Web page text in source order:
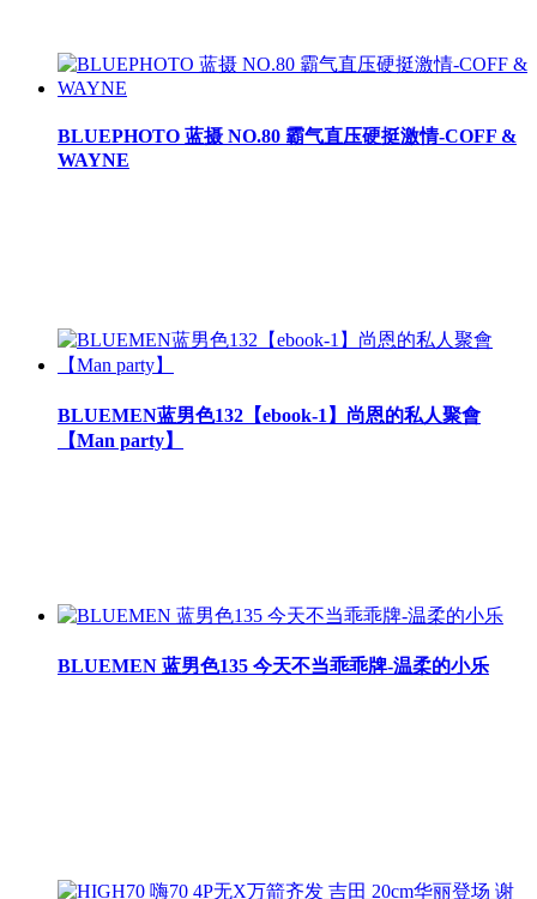
BLUEPHOTO 蓝摄 NO.80 霸气直压硬挺激情-COFF &
WAYNE
BLUEMEN蓝男色132【ebook-1】尚恩的私人聚會
【Man party】
BLUEMEN 蓝男色135 今天不当乖乖牌-温柔的小乐